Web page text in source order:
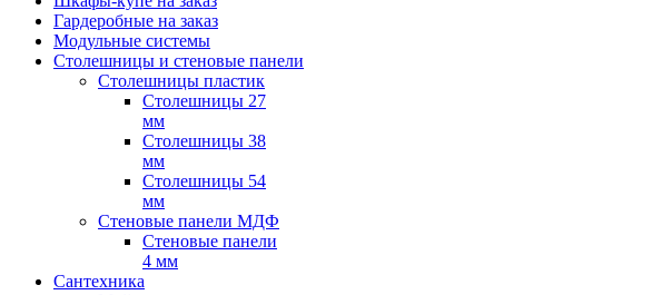
Гардеробные на заказ
Модульные системы
Столешницы и стеновые панели
Столешницы пластик
Столешницы 27
мм
Столешницы 38
мм
Столешницы 54
мм
Стеновые панели МДФ
Стеновые панели
4 мм
Сантехника